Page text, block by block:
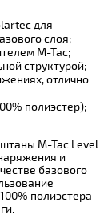
для
слоя;
M-Tac;
структурой;
отлично
полиэстер);
M-Tac Level
и
базового
полиэстера